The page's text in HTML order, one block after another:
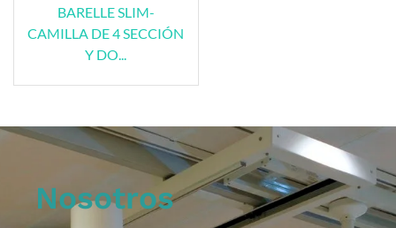
BARELLE SLIM-
CAMILLA DE 4 SECCIÓN
Y DO...
Nosotros